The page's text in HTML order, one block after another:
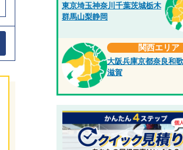
東京埼玉神奈川 千葉茨城栃木
群馬山梨静岡
関西エリア
大阪兵庫京都奈良和
滋賀